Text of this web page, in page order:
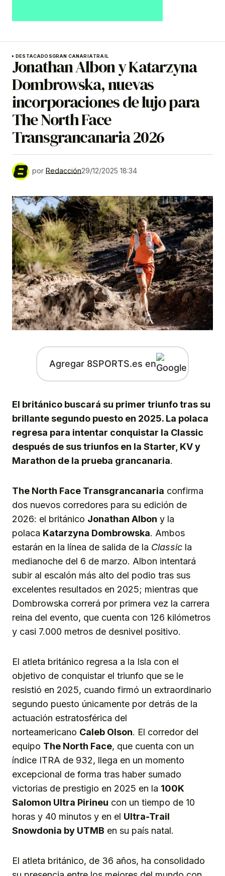
DESTACADOSGRAN CANARIATRAIL
Jonathan Albon y Katarzyna
Dombrowska, nuevas
incorporaciones de lujo para
The North Face
Transgrancanaria 2026
por Redacción29/12/2025 18:34
Agregar 8SPORTS.es en
El británico buscará su primer triunfo tras su
brillante segundo puesto en 2025. La polaca
regresa para intentar conquistar la Classic
después de sus triunfos en la Starter, KV y
Marathon de la prueba grancanaria.
The North Face Transgrancanaria confirma
dos nuevos corredores para su edición de
2026: el británico Jonathan Albon y la
polaca Katarzyna Dombrowska. Ambos
estarán en la línea de salida de la Classic la
medianoche del 6 de marzo. Albon intentará
subir al escalón más alto del podio tras sus
excelentes resultados en 2025; mientras que
Dombrowska correrá por primera vez la carrera
reina del evento, que cuenta con 126 kilómetros
y casi 7.000 metros de desnivel positivo.
El atleta británico regresa a la Isla con el
objetivo de conquistar el triunfo que se le
resistió en 2025, cuando firmó un extraordinario
segundo puesto únicamente por detrás de la
actuación estratosférica del
norteamericano Caleb Olson. El corredor del
equipo The North Face, que cuenta con un
índice ITRA de 932, llega en un momento
excepcional de forma tras haber sumado
victorias de prestigio en 2025 en la 100K
Salomon Ultra Pirineu con un tiempo de 10
horas y 40 minutos y en el Ultra-Trail
Snowdonia by UTMB en su país natal.
El atleta británico, de 36 años, ha consolidado